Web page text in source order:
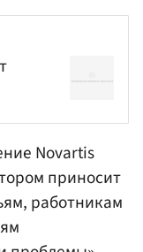
Novartis
приносит
работникам